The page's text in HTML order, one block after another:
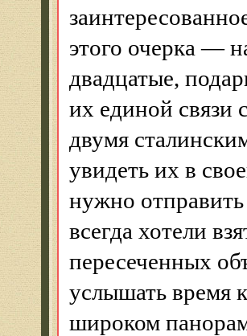
этого очерка —
двадцатые,
их единой связи
двумя
увидеть их в
нужно
всегда хотели
пересеченных
услышать время
широком